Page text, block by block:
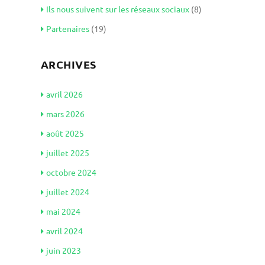
Ils nous suivent sur les réseaux sociaux(8)
Partenaires(19)
ARCHIVES
avril 2026
mars 2026
août 2025
juillet 2025
octobre 2024
juillet 2024
mai 2024
avril 2024
juin 2023